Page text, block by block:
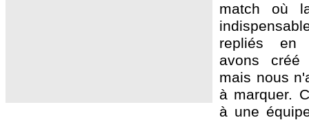
match où
repliés en
avons créé
mais nous
à marquer.
à une